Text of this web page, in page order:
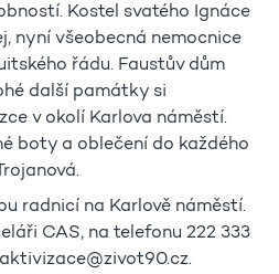
Kostel svatého Ignáce
nyní všeobecná nemocnice
řádu. Faustův dům
další památky si
v okolí Karlova náměstí.
boty a oblečení do každého
radnicí na Karlově náměstí.
CAS, na telefonu 222 333